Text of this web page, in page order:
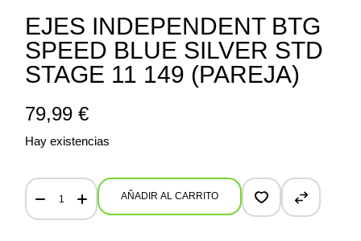
EJES INDEPENDENT BTG
SPEED BLUE SILVER STD
STAGE 11 149 (PAREJA)
79,99€
Hay existencias
Ejes Independent BTG Speed Blue Silver STD Stage 11 149
AÑADIR AL CARRITO